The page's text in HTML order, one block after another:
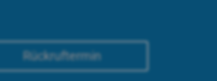
Rückruftermin